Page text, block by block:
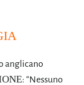
anglicano
: “Nessuno